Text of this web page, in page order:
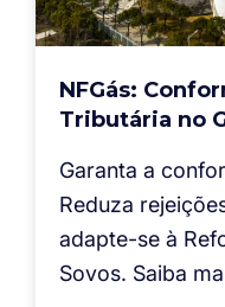
NFGás:
Tributária no
Garanta a
Reduza
adapte-se à
Sovos. Saiba